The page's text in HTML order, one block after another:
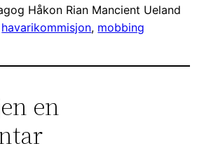
Håkon Rian Mancient Ueland
havarikommisjon, mobbing
en